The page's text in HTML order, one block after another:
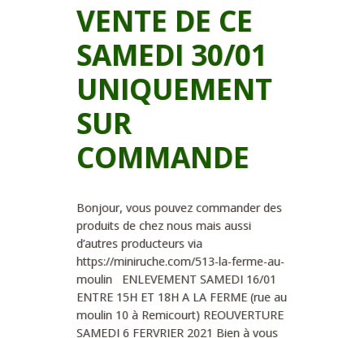
VENTE DE CE
SAMEDI 30/01
UNIQUEMENT
SUR
COMMANDE
Bonjour, vous pouvez commander des
produits de chez nous mais aussi
d’autres producteurs via
https://miniruche.com/513-la-ferme-au-
moulin ENLEVEMENT SAMEDI 16/01
ENTRE 15H ET 18H A LA FERME (rue au
moulin 10 à Remicourt) REOUVERTURE
SAMEDI 6 FERVRIER 2021 Bien à vous